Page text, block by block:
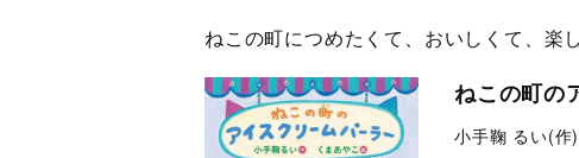
ねこの町につめたくて、おいしくて、楽
ねこの町の
小手鞠 るい(